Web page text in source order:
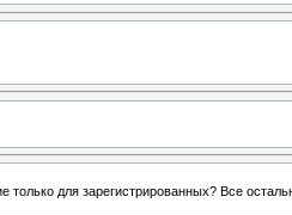
только для зарегистрированных? Все